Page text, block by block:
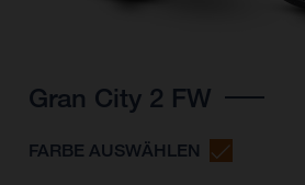
Gran City 2 FW
FARBE AUSWÄHLEN